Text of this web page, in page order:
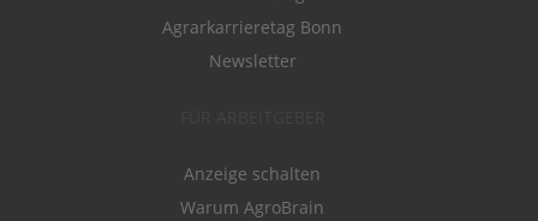
Agrarkarrieretag Bonn
Newsletter
Anzeige schalten
Warum AgroBrain